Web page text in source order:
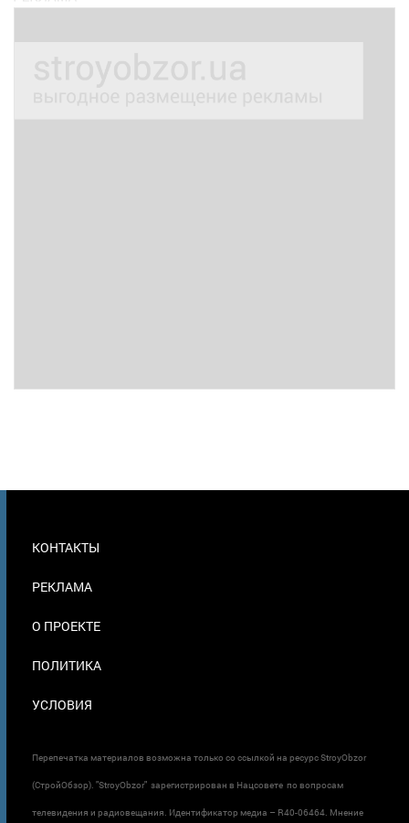
В
КОНТАКТЫ
РЕКЛАМА
О ПРОЕКТЕ
ПОЛИТИКА
УСЛОВИЯ
Перепечатка материалов возможна только со ссылкой на ресурс StroyObzor
(СтройОбзор). "StroyObzor" зарегистрирован в Нацсовете по вопросам
телевидения и радиовещания. Идентификатор медиа – R40-06464. Мнение